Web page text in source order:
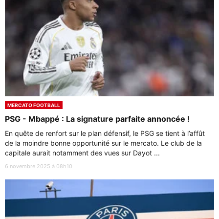
MERCATO FOOTBALL
PSG - Mbappé : La signature parfaite annoncée !
En quête de renfort sur le plan défensif, le PSG se tient à l’affût
de la moindre bonne opportunité sur le mercato. Le club de la
capitale aurait notamment des vues sur Dayot ...
6 novembre 2025 à 08h10